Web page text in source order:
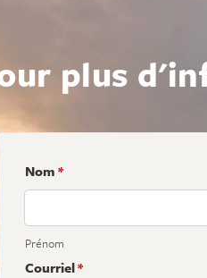
plus
Nom*
Prénom
Courriel*